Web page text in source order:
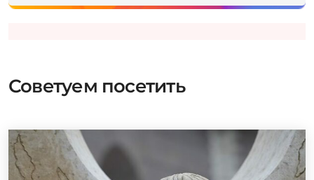
Советуем посетить